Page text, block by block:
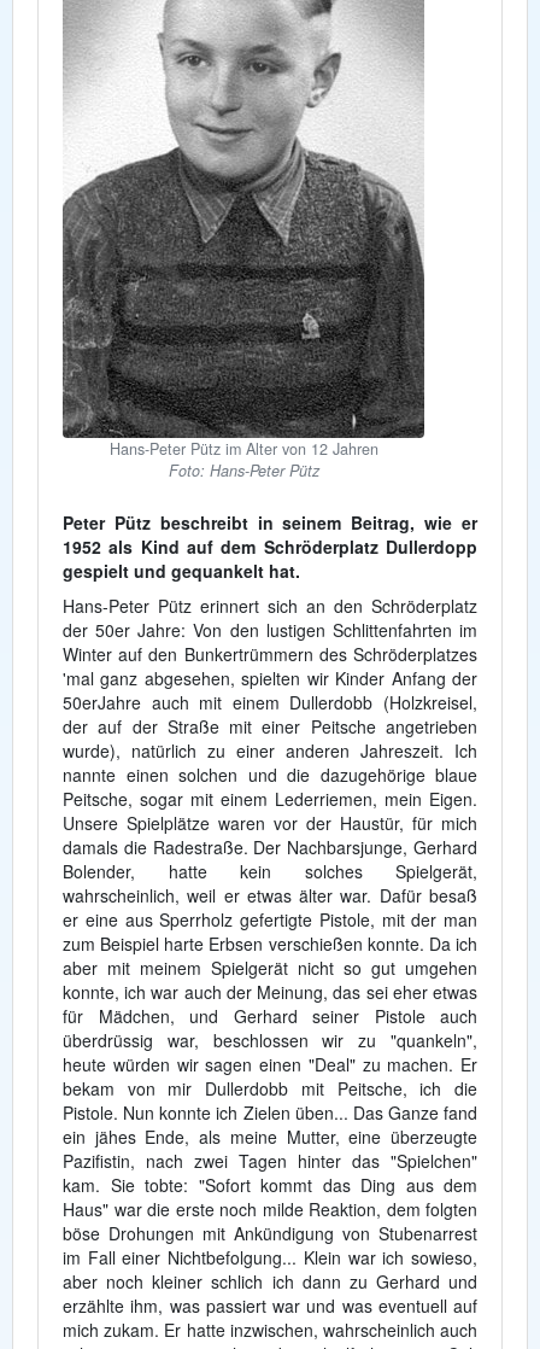
Hans-Peter Pütz im Alter von 12 Jahren
Foto: Hans-Peter Pütz
Peter Pütz beschreibt in seinem Beitrag, wie er
1952 als Kind auf dem Schröderplatz Dullerdopp
gespielt und gequankelt hat.
Hans-Peter Pütz erinnert sich an den Schröderplatz
der 50er Jahre: Von den lustigen Schlittenfahrten im
Winter auf den Bunkertrümmern des Schröderplatzes
'mal ganz abgesehen, spielten wir Kinder Anfang der
50erJahre auch mit einem Dullerdobb (Holzkreisel,
der auf der Straße mit einer Peitsche angetrieben
wurde), natürlich zu einer anderen Jahreszeit. Ich
nannte einen solchen und die dazugehörige blaue
Peitsche, sogar mit einem Lederriemen, mein Eigen.
Unsere Spielplätze waren vor der Haustür, für mich
damals die Radestraße. Der Nachbarsjunge, Gerhard
Bolender, hatte kein solches Spielgerät,
wahrscheinlich, weil er etwas älter war. Dafür besaß
er eine aus Sperrholz gefertigte Pistole, mit der man
zum Beispiel harte Erbsen verschießen konnte. Da ich
aber mit meinem Spielgerät nicht so gut umgehen
konnte, ich war auch der Meinung, das sei eher etwas
für Mädchen, und Gerhard seiner Pistole auch
überdrüssig war, beschlossen wir zu "quankeln",
heute würden wir sagen einen "Deal" zu machen. Er
bekam von mir Dullerdobb mit Peitsche, ich die
Pistole. Nun konnte ich Zielen üben... Das Ganze fand
ein jähes Ende, als meine Mutter, eine überzeugte
Pazifistin, nach zwei Tagen hinter das "Spielchen"
kam. Sie tobte: "Sofort kommt das Ding aus dem
Haus" war die erste noch milde Reaktion, dem folgten
böse Drohungen mit Ankündigung von Stubenarrest
im Fall einer Nichtbefolgung... Klein war ich sowieso,
aber noch kleiner schlich ich dann zu Gerhard und
erzählte ihm, was passiert war und was eventuell auf
mich zukam. Er hatte inzwischen, wahrscheinlich auch